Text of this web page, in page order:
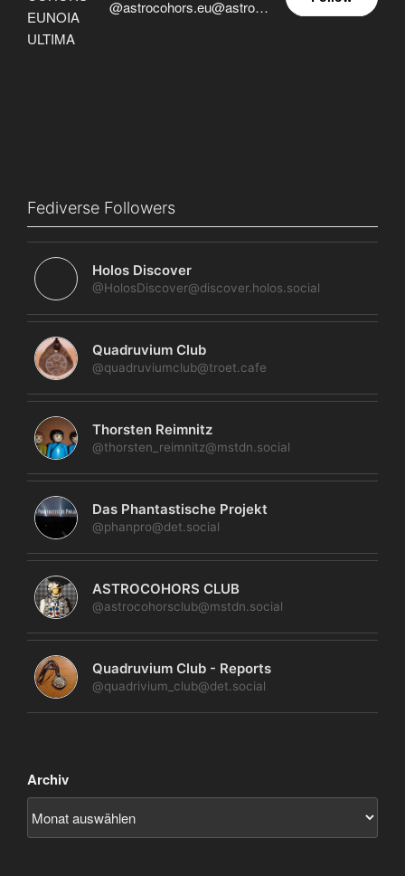
@astrocohors.eu@astrocohors.eu
Fediverse Followers
Holos Discover
@HolosDiscover@discover.holos.social
Quadruvium Club
@quadruviumclub@troet.cafe
Thorsten Reimnitz
@thorsten_reimnitz@mstdn.social
Das Phantastische Projekt
@phanpro@det.social
ASTROCOHORS CLUB
@astrocohorsclub@mstdn.social
Quadruvium Club - Reports
@quadrivium_club@det.social
Archiv